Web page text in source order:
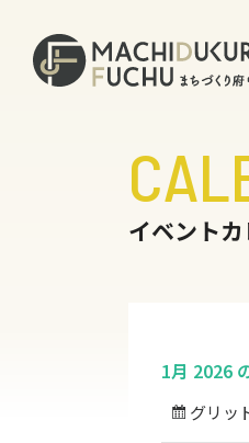
イベント
1月 2026
グリッ